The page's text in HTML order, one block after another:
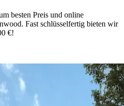
besten Preis und online
Fast schlüsselfertig bieten wir
€!